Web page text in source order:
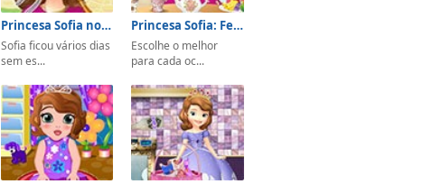
Princesa Sofia no Dentista
Sofia ficou vários dias
sem es...
Princesa Sofia: Festa do Chá
Escolhe o melhor
para cada oc...